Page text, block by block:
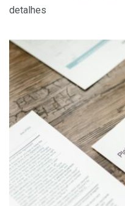
detalhes